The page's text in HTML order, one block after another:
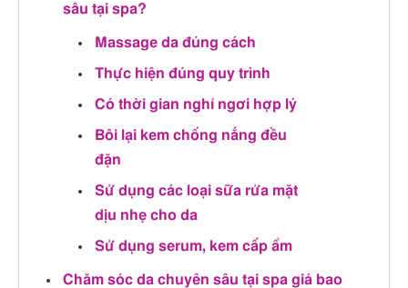
sâu tại spa?
Massage da đúng cách
Thực hiện đúng quy trình
Có thời gian nghỉ ngơi hợp lý
Bôi lại kem chống nắng đều
đặn
Sử dụng các loại sữa rửa mặt
dịu nhẹ cho da
Sử dụng serum, kem cấp ẩm
Chăm sóc da chuyên sâu tại spa giá bao